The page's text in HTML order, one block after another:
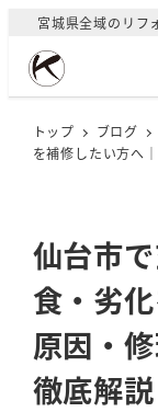
コ
宮城県全域のリフ
トップ ブログ
を補修したい方へ
仙台市
食・劣
原因・
徹底解説